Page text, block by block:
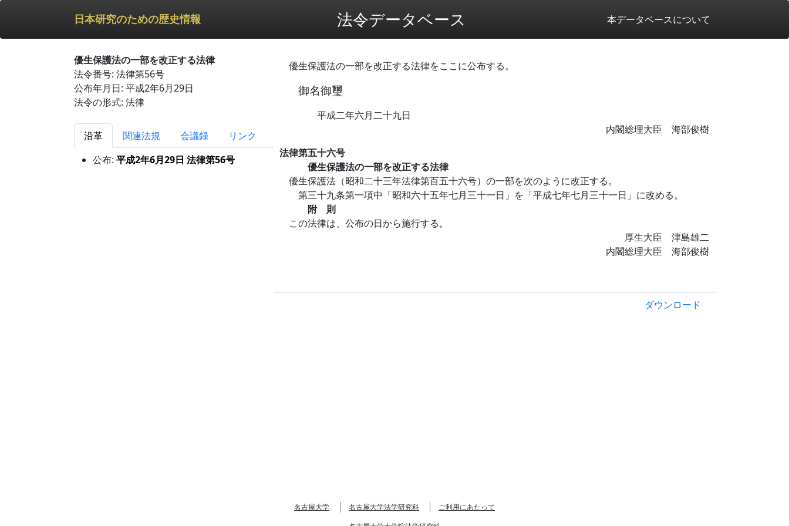
日本研究のための歴史情報 法令データベース 本データベースについて
優生保護法の一部を改正する法律
法令番号: 法律第56号
公布年月日: 平成2年6月29日
法令の形式: 法律
沿革 関連法規 会議録
リンク
公布: 平成2年6月29日 法律第56号
優生保護法の一部を改正する法律をここに公布する。
御名御璽
平成二年六月二十九日
内閣総理大臣 海部俊樹
法律第五十六号
優生保護法の一部を改正する法律
優生保護法（昭和二十三年法律第百五十六号）の一部を次のように改正する。
第三十九条第一項中「昭和六十五年七月三十一日」を「平成七年七月三十一日」に改める。
附 則
この法律は、公布の日から施行する。
厚生大臣 津島雄二
内閣総理大臣 海部俊樹
ダウンロード
名古屋大学 名古屋大学法学研究科
ご利用にあたって